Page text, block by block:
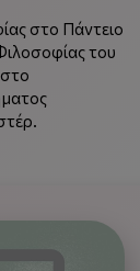
στο Πάντειο
του